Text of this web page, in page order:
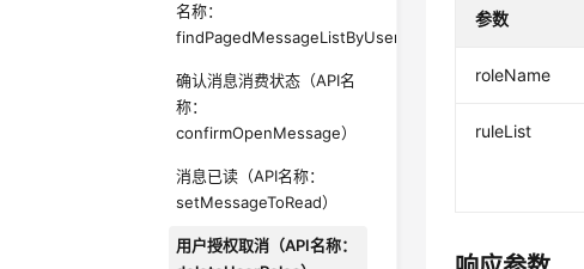
名称：
findPagedMessageListByUserId）
确认消息消费状态（API名
称：
confirmOpenMessage）
消息已读（API名称：
setMessageToRead）
用户授权取消（API名称：
参数
roleName
ruleList